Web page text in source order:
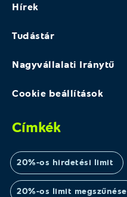
Hírek
Tudástár
Nagyvállalati Iránytű
Cookie beállítások
Címkék
20%-os hirdetési limit
20%-os limit megszűnése